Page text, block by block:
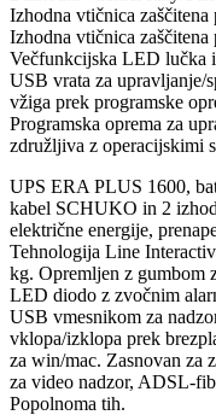
Izhodna vtičnica
Izhodna vtičnica zaščitena
Večfunkcijska LED lučka
USB vrata za upravljanje/
vžiga prek programske
Programska oprema za
združljiva z operacijskimi
UPS ERA PLUS 1600,
kabel SCHUKO in 2
električne energije,
Tehnologija Line
kg. Opremljen z gumbom
LED diodo z zvočnim
USB vmesnikom za
vklopa/izklopa prek
za win/mac. Zasnovan za
za video nadzor, ADSL-
Popolnoma tih.